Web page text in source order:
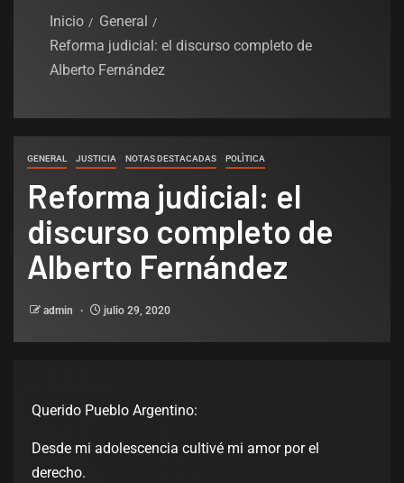
Inicio
General
Reforma judicial: el discurso completo de
Alberto Fernández
GENERAL JUSTICIA NOTAS DESTACADAS POLÌTICA
Reforma judicial: el
discurso completo de
Alberto Fernández
admin julio 29, 2020
Querido Pueblo Argentino:
Desde mi adolescencia cultivé mi amor por el
derecho.